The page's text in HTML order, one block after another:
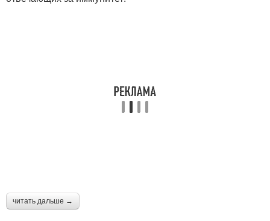
читать дальше →